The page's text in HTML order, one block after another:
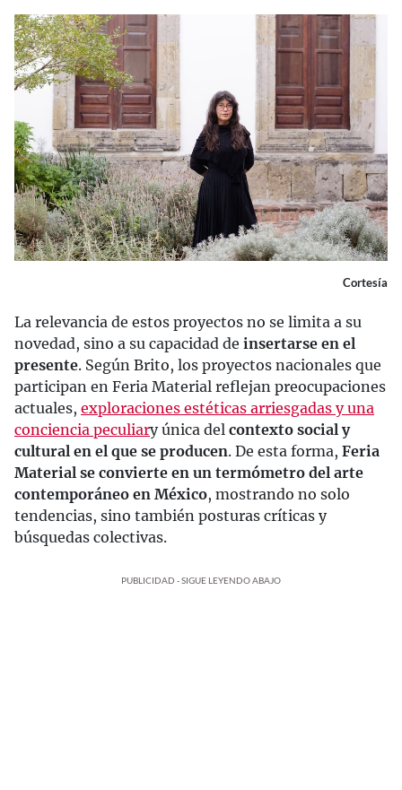
Cortesía
La relevancia de estos proyectos no se limita a su
novedad, sino a su capacidad de insertarse en el
presente. Según Brito, los proyectos nacionales que
participan en Feria Material reflejan preocupaciones
actuales, exploraciones estéticas arriesgadas y una
conciencia peculiary única del contexto social y
cultural en el que se producen. De esta forma, Feria
Material se convierte en un termómetro del arte
contemporáneo en México, mostrando no solo
tendencias, sino también posturas críticas y
búsquedas colectivas.
PUBLICIDAD - SIGUE LEYENDO ABAJO